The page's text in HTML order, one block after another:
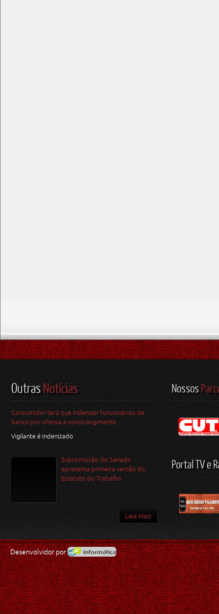
OutrasNotícias
Consumidor terá que indenizar funcionários de
banco por ofensa e constrangimento
Vigilante é indenizado
Subcomissão do Senado
apresenta primeira versão do
Estatuto do Trabalho
Leia Mais
Nossos
Portal TV e
Desenvolvidor por